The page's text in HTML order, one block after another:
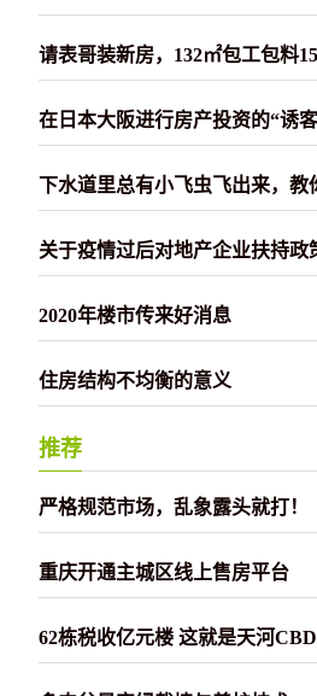
请表哥装新房，132㎡包工包料
在日本大阪进行房产投资的“诱
下水道里总有小飞虫飞出来，教
关于疫情过后对地产企业扶持政
2020年楼市传来好消息
住房结构不均衡的意义
推荐
严格规范市场，乱象露头就打！
重庆开通主城区线上售房平台
62栋税收亿元楼 这就是天河